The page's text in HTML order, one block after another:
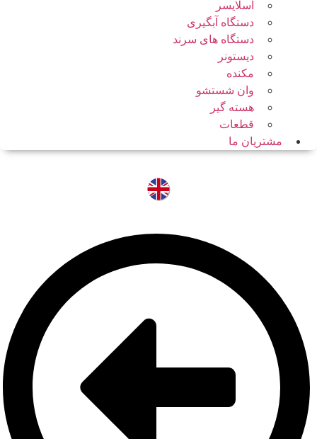
اسلایسر
دستگاه آبگیری
دستگاه های سرند
دیستونر
مکنده
وان شستشو
هسته گیر
قطعات
مشتریان ما